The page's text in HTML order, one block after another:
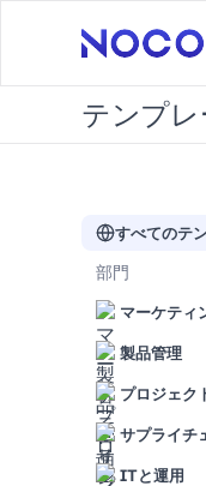
テンプレ
すべてのテ
部門
マーケティ
製品管理
プロジェク
サプライチ
ITと運用